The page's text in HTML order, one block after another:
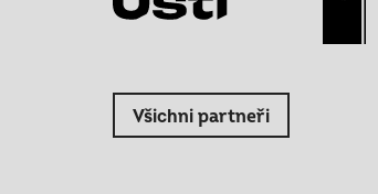
Všichni partneři